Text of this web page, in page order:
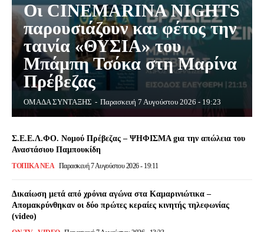
Οι CINEMARINA NIGHTS
παρουσιάζουν και φέτος την
ταινία «ΘΥΣΙΑ» του
Μπάμπη Τσόκα στη Μαρίνα
Πρέβεζας
ΟΜΑΔΑ ΣΥΝΤΑΞΗΣ - Παρασκευή 7 Αυγούστου 2026 - 19:23
Σ.Ε.Ε.Λ.ΦΟ. Νομού Πρέβεζας – ΨΗΦΙΣΜΑ gια την απώλεια του
Αναστάσιου Παμπουκίδη
ΤΟΠΙΚΆ ΝΈΑ Παρασκευή 7 Αυγούστου 2026 - 19:11
Δικαίωση μετά από χρόνια αγώνα στα Καμαρινιώτικα –
Απομακρύνθηκαν οι δύο πρώτες κεραίες κινητής τηλεφωνίας
(video)